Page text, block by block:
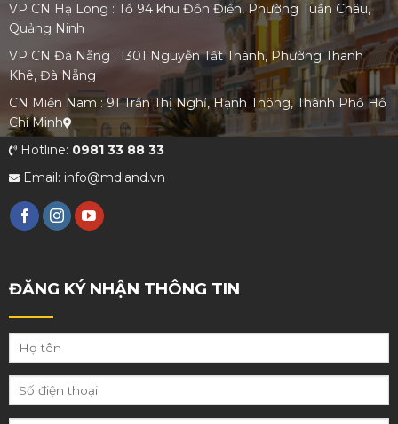
VP CN Hạ Long : Tổ 94 khu Đồn Điền, Phường Tuần Châu,
Quảng Ninh
VP CN Đà Nẵng : 1301 Nguyễn Tất Thành, Phường Thanh
Khê, Đà Nẵng
CN Miền Nam : 91 Trần Thị Nghỉ, Hạnh Thông, Thành Phố Hồ
Chí Minh
Hotline: 0981 33 88 33
Email: info@mdland.vn
ĐĂNG KÝ NHẬN THÔNG TIN